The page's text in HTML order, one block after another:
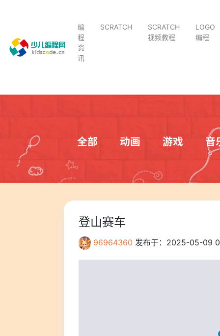
编
程
资
讯
SCRATCH
SCRATCH
视频教程
LOGO
编程
全部 动画 游戏 音
登山赛车
96964360 发布于：2025-05-09